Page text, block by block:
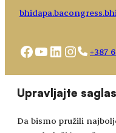
Upravljajte
Da bismo pružili
bhidapa.ba
Facebook
YouTube
LinkedIn
+387